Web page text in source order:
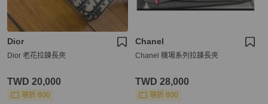
Dior
Dior 老花拉鍊長夾
TWD 20,000
現折 800
Chanel
Chanel 機場系列拉鍊長夾
TWD 28,000
現折 800